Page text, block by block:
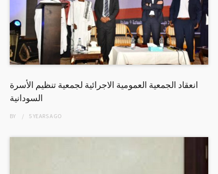
انعقاد الجمعية العمومية الاجرائية لجمعية تنظيم الأسرة
السودانية
BY 5 YEARSAGO